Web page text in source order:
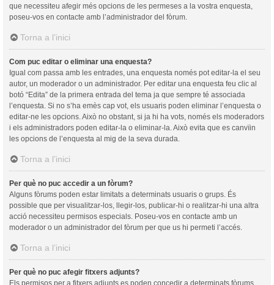
que necessiteu afegir més opcions de les permeses a la vostra enquesta,
poseu-vos en contacte amb l’administrador del fòrum.
Torna a l’inici
Com puc editar o eliminar una enquesta?
Igual com passa amb les entrades, una enquesta només pot editar-la el seu
autor, un moderador o un administrador. Per editar una enquesta feu clic al
botó “Edita” de la primera entrada del tema ja que sempre té associada
l’enquesta. Si no s’ha emès cap vot, els usuaris poden eliminar l’enquesta o
editar-ne les opcions. Això no obstant, si ja hi ha vots, només els moderadors
i els administradors poden editar-la o eliminar-la. Això evita que es canvïin
les opcions de l’enquesta al mig de la seva durada.
Torna a l’inici
Per què no puc accedir a un fòrum?
Alguns fòrums poden estar limitats a determinats usuaris o grups. És
possible que per visualitzar-los, llegir-los, publicar-hi o realitzar-hi una altra
acció necessiteu permisos especials. Poseu-vos en contacte amb un
moderador o un administrador del fòrum per que us hi permeti l’accés.
Torna a l’inici
Per què no puc afegir fitxers adjunts?
Els permisos per a fitxers adjunts es poden concedir a determinats fòrums,